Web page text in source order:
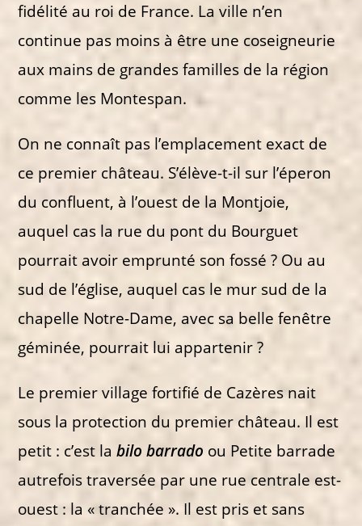
fidélité au roi de France. La ville n’en
continue pas moins à être une coseigneurie
aux mains de grandes familles de la région
comme les Montespan.
On ne connaît pas l’emplacement exact de
ce premier château. S’élève-t-il sur l’éperon
du confluent, à l’ouest de la Montjoie,
auquel cas la rue du pont du Bourguet
pourrait avoir emprunté son fossé ? Ou au
sud de l’église, auquel cas le mur sud de la
chapelle Notre-Dame, avec sa belle fenêtre
géminée, pourrait lui appartenir ?
Le premier village fortifié de Cazères nait
sous la protection du premier château. Il est
petit : c’est labilo barrado ou Petite barrade
autrefois traversée par une rue centrale est-
ouest : la « tranchée ». Il est pris et sans